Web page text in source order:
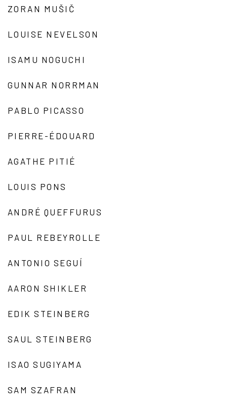
ZORAN MUŠIČ
LOUISE NEVELSON
ISAMU NOGUCHI
GUNNAR NORRMAN
PABLO PICASSO
PIERRE-ÉDOUARD
AGATHE PITIÉ
LOUIS PONS
ANDRÉ QUEFFURUS
PAUL REBEYROLLE
ANTONIO SEGUÍ
AARON SHIKLER
EDIK STEINBERG
SAUL STEINBERG
ISAO SUGIYAMA
SAM SZAFRAN